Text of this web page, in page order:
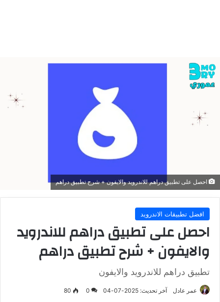
احصل على تطبيق دراهم للاندرويد والايفون + شرح تطبيق دراهم
افضل تطبيقات الاندرويد
احصل على تطبيق دراهم للاندرويد
والايفون + شرح تطبيق دراهم
تطبيق دراهم للاندرويد والايفون
عمر عادل آخر تحديث: 2025-07-04 0
80